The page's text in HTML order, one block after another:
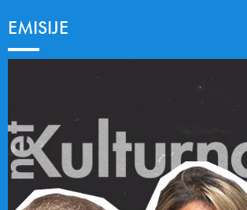
EMISIJE